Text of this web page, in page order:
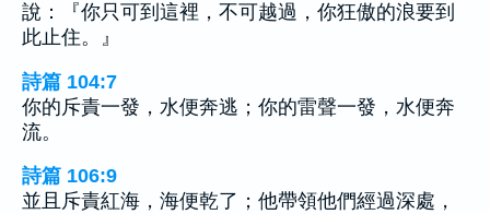
說：『你只可到這裡，不可越過，你狂傲的浪要到
此止住。』
詩篇 104:7
你的斥責一發，水便奔逃；你的雷聲一發，水便奔
流。
詩篇 106:9
並且斥責紅海，海便乾了；他帶領他們經過深處，